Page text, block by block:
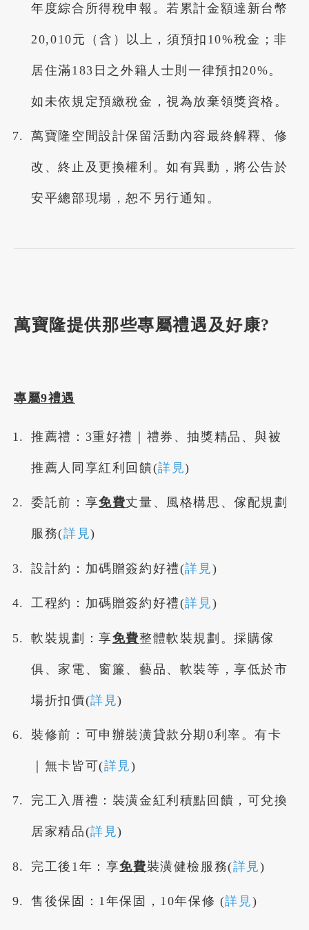
年度綜合所得稅申報。若累計金額達新台幣
20,010元（含）以上，須預扣10%稅金；非
居住滿183日之外籍人士則一律預扣20%。
如未依規定預繳稅金，視為放棄領獎資格。
萬寶隆空間設計保留活動內容最終解釋、修
改、終止及更換權利。如有異動，將公告於
安平總部現場，恕不另行通知。
萬寶隆提供那些專屬禮遇及好康?
專屬9禮遇
推薦禮：3重好禮｜禮券、抽獎精品、與被
推薦人同享紅利回饋(詳見)
委託前：享免費丈量、風格構思、傢配規劃
服務(詳見)
設計約：加碼贈簽約好禮(詳見)
工程約：加碼贈簽約好禮(詳見)
軟裝規劃：享免費整體軟裝規劃。採購傢
俱、家電、窗簾、藝品、軟裝等，享低於市
場折扣價(詳見)
裝修前：可申辦裝潢貸款分期0利率。有卡
｜無卡皆可(詳見)
完工入厝禮：裝潢金紅利積點回饋，可兌換
居家精品(詳見)
完工後1年：享免費裝潢健檢服務(詳見)
售後保固：1年保固，10年保修 (詳見)